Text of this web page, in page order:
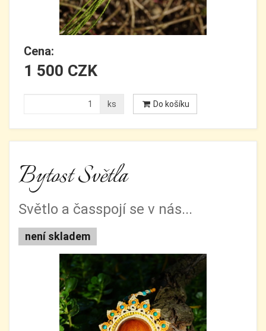
Cena:
1 500 CZK
ks Do košíku
Bytost Světla
Světlo a časspojí se v nás...
není skladem